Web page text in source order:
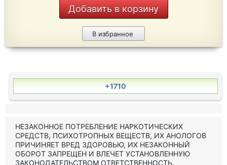
Добавить в корзину
В избранное
+1710
НЕЗАКОННОЕ ПОТРЕБЛЕНИЕ НАРКОТИЧЕСКИХ
СРЕДСТВ, ПСИХОТРОПНЫХ ВЕЩЕСТВ, ИХ АНОЛОГОВ
ПРИЧИНЯЕТ ВРЕД ЗДОРОВЬЮ, ИХ НЕЗАКОННЫЙ
ОБОРОТ ЗАПРЕЩЕН И ВЛЕЧЕТ УСТАНОВЛЕННУЮ
ЗАКОНОДАТЕЛЬСТВОМ ОТВЕТСТВЕННОСТЬ.